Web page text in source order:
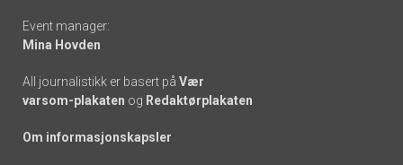
Event manager:
Mina Hovden
All journalistikk er basert på Vær
varsom-plakaten og Redaktørplakaten
Om informasjonskapsler